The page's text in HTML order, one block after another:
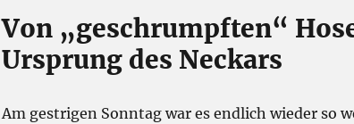
Von „geschrumpften“
Ursprung des Neckars
Am gestrigen Sonntag war es endlich wieder so